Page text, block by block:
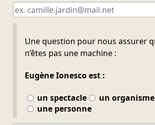
Une question pour nous assurer
n’êtes pas une machine :
Eugène Ionesco est :
un spectacle
un organisme
une personne
Ne pas remplir